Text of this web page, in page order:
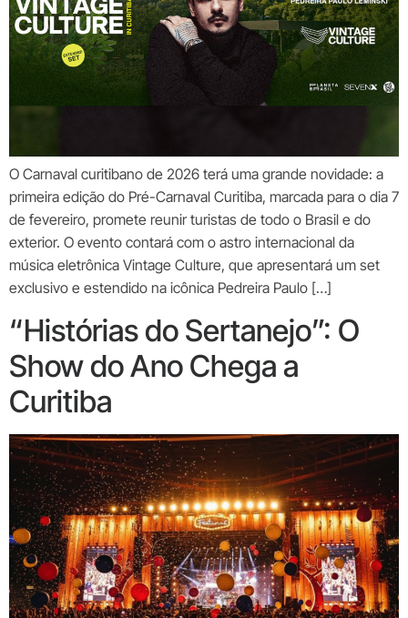
O Carnaval curitibano de 2026 terá uma grande novidade: a
primeira edição do Pré-Carnaval Curitiba, marcada para o dia 7
de fevereiro, promete reunir turistas de todo o Brasil e do
exterior. O evento contará com o astro internacional da
música eletrônica Vintage Culture, que apresentará um set
exclusivo e estendido na icônica Pedreira Paulo […]
“Histórias do Sertanejo”: O
Show do Ano Chega a
Curitiba